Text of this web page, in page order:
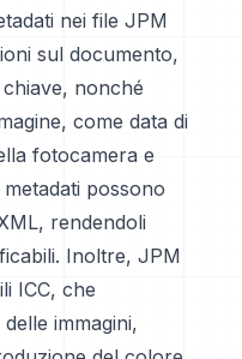
nei file JPM
sul documento,
nonché
come data di
fotocamera e
possono
rendendoli
Inoltre, JPM
ICC, che
immagini,